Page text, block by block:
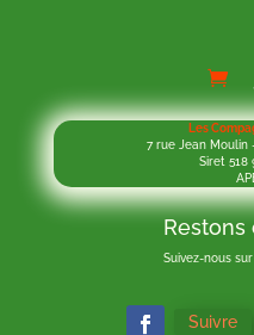
Les
7 rue Jean Moulin
Siret 518
Restons
Suivez-nous
Suivre